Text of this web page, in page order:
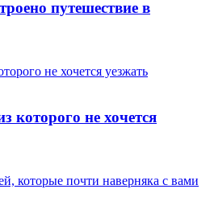
путешествие в
которого не хочется